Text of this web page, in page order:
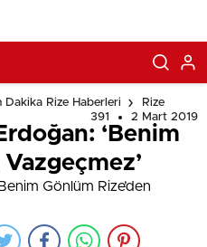
Dakika Rize Haberleri
Rize
391
2 Mart 2019
‘Benim